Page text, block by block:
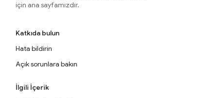
için ana sayfamızdır.
Katkıda bulun
Hata bildirin
Açık sorunlara bakın
İlgili İçerik